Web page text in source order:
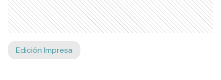
Edición Impresa